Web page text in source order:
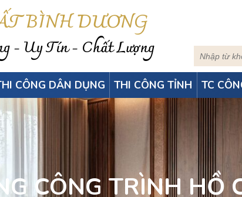
BÌNH DƯƠNG
- Uy Tín - Chất Lượng
CÔNG DÂN DỤNG THI CÔNG TỈNH TC
CÔNG TRÌNH HỒ